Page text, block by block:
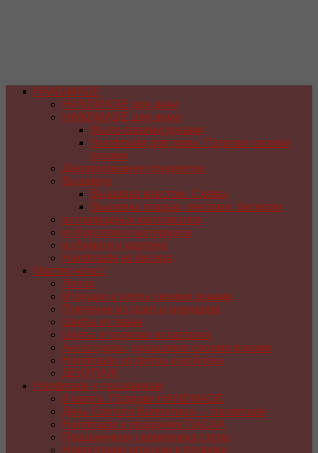
HANDMADE
HANDMADE для дачи
HANDMADE для дома
Мыло своими руками
Handmade для дома. Поделки своими
руками
Декорирование предметов
Вышивка
Вышивка крестом. Схемы
Вышивка гладью, лентами, бисером
из природных материалов
из бросового материала
из бумаги и картона
Handmade из бисера
Мастер-класс
Лепка
Игрушки и куклы своими руками
Плетение из газет и журналов
Цветы из ткани
Цветы и поделки из капрона
Аксессуары, украшения своими руками
Handmade из фетра и войлока
ДЕКУПАЖ
Handmade к праздникам
8 марта. Подарки HANDMADE
День Святого Валентина — handmade
Handmade к празднику ПАСХA
Праздничная сервировка стола
Новогодние игрушки и поделки